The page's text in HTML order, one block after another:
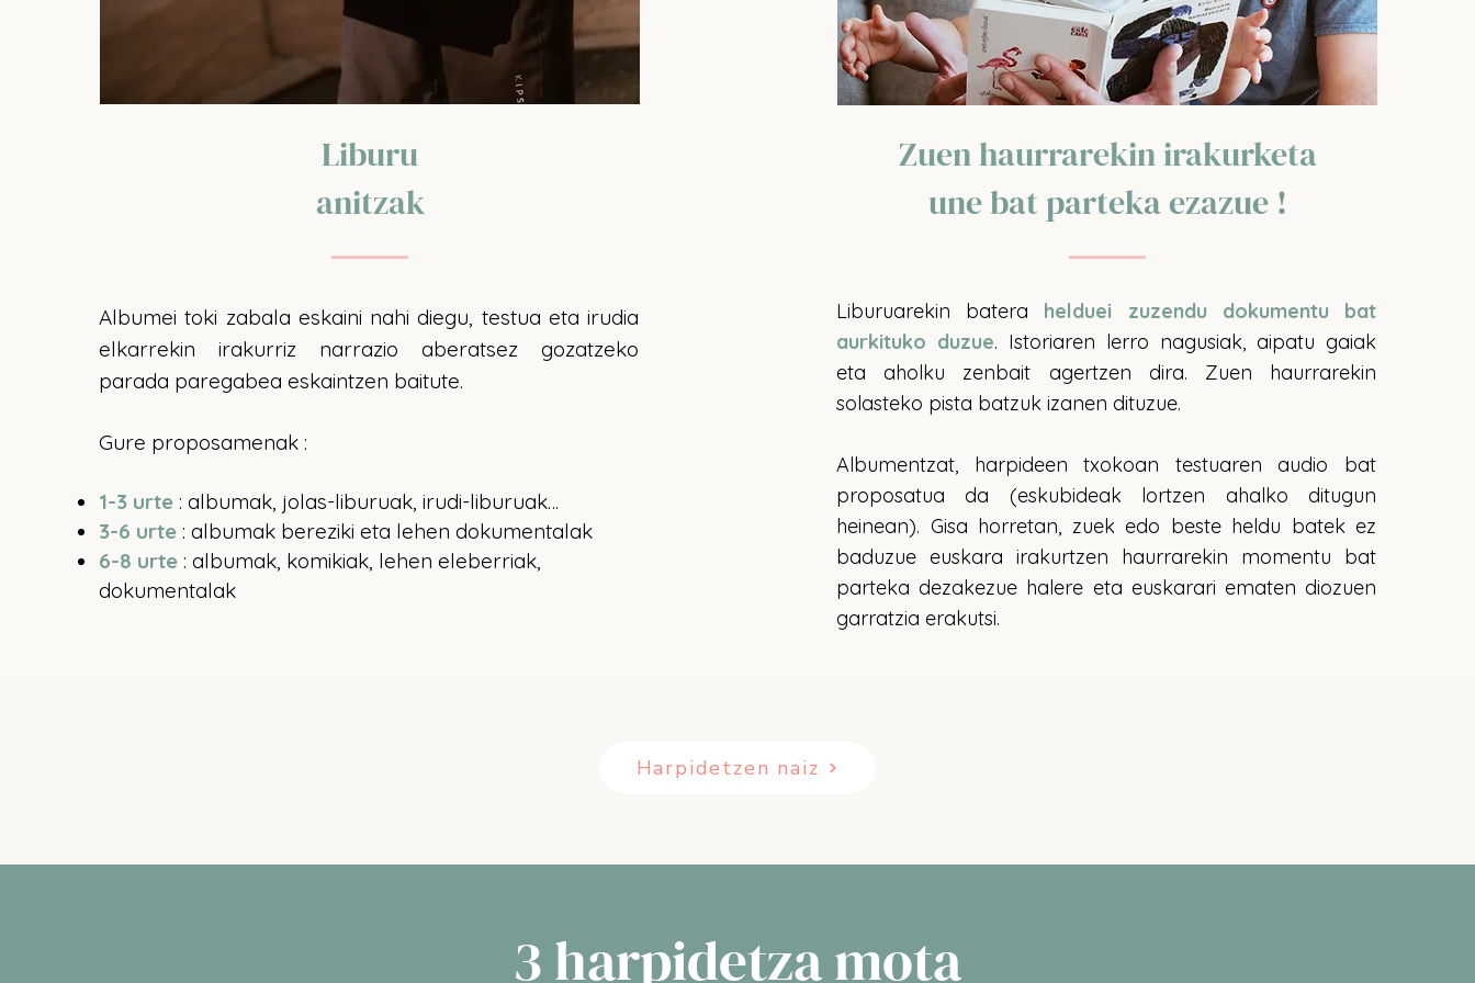
Liburu
anitzak
Albumei toki zabala eskaini nahi diegu, testua eta irudia
elkarrekin irakurriz narrazio aberatsez gozatzeko
parada paregabea eskaintzen baitute.
Gure proposamenak :
1-3 urte : albumak, jolas-liburuak, irudi-liburuak…
3-6 urte : albumak bereziki eta lehen dokumentalak
6-8 urte : albumak, komikiak, lehen eleberriak,
dokumentalak
Zuen haurrarekin irakurketa
une bat parteka ezazue !
Liburuarekin batera helduei zuzendu dokumentu bat
aurkituko duzue. Istoriaren lerro nagusiak, aipatu gaiak
eta aholku zenbait agertzen dira. Zuen haurrarekin
solasteko pista batzuk izanen dituzue.
Albumentzat, harpideen txokoan testuaren audio bat
proposatua da (eskubideak lortzen ahalko ditugun
heinean). Gisa horretan, zuek edo beste heldu batek ez
baduzue euskara irakurtzen haurrarekin momentu bat
parteka dezakezue halere eta euskarari ematen diozuen
garratzia erakutsi.
Harpidetzen naiz
3 harpidetza mota